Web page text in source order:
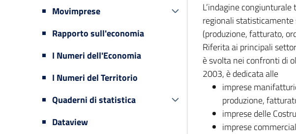
Movimprese
Rapporto sull'economia
I Numeri dell'Economia
I Numeri del Territorio
Quaderni di statistica
Dataview
L’indagine
regionali
(produzione, fatturato,
Riferita ai principali
è svolta nei confronti di
2003, è dedicata alle
imprese
produzione,
imprese delle
imprese